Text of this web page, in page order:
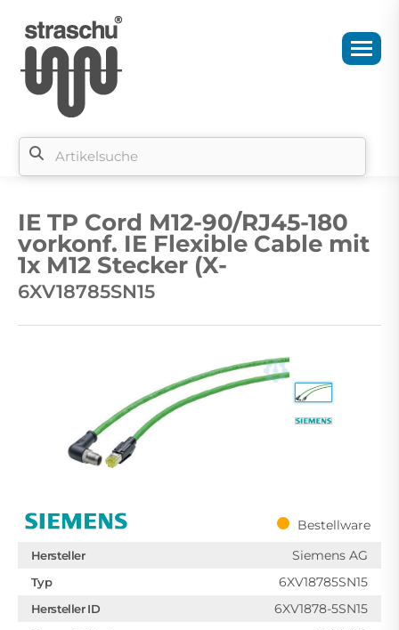
IE TP Cord M12-90/RJ45-180
vorkonf. IE Flexible Cable mit
1x M12 Stecker (X-
6XV18785SN15
Bestellware
Hersteller Siemens AG
Typ 6XV18785SN15
Hersteller ID 6XV1878-5SN15